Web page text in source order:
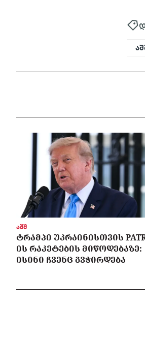
აშშ
ᲢᲠᲐᲛᲞᲘ ᲣᲙᲠᲐᲘᲜᲘᲡᲗᲕᲘᲡ
ᲘᲡ ᲠᲐᲙᲔᲢᲔᲑᲘᲡ ᲛᲘᲬᲝᲓᲔᲑᲐᲖᲔ:
ᲘᲡᲘᲜᲘ ᲩᲕᲔᲜᲪ ᲒᲕᲭᲘᲠᲓᲔᲑᲐ